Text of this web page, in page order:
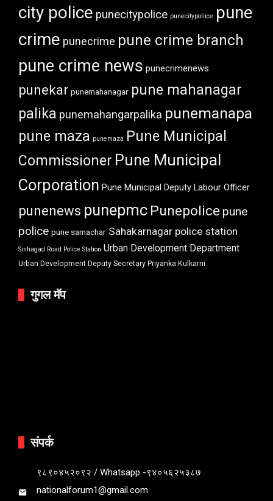
city police punecitypolice punecitypoliice pune
crime punecrime pune crime branch
pune crime news punecrimenews
punekar punemahanagar pune mahanagar
palika punemahangarpalika punemanapa
pune maza punemaza Pune Municipal
Commissioner Pune Municipal
Corporation Pune Municipal Deputy Labour Officer
punenews punepmc Punepolice pune
police pune samachar Sahakarnagar police station
Sinhagad Road Police Station Urban Development Department
Urban Development Deputy Secretary Priyanka Kulkarni
गुगल मॅप
संपर्क
९८९०४५२०९२ / Whatsapp -९४०५६२५३८७
nationalforum1@gmail.com